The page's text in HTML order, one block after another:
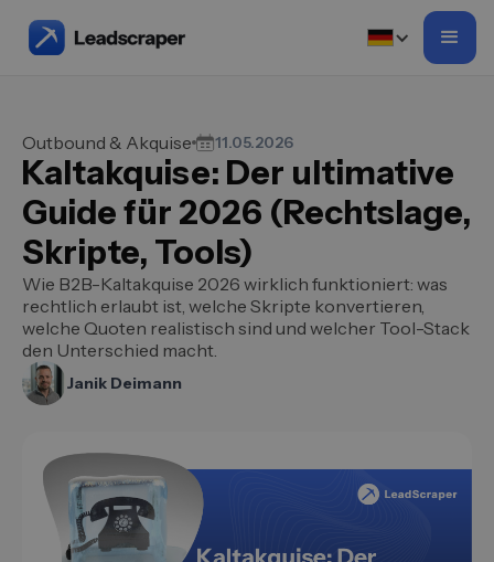
Outbound & Akquise 11.05.2026
Kaltakquise: Der ultimative
Guide für 2026 (Rechtslage,
Skripte, Tools)
Wie B2B-Kaltakquise 2026 wirklich funktioniert: was
rechtlich erlaubt ist, welche Skripte konvertieren,
welche Quoten realistisch sind und welcher Tool-Stack
den Unterschied macht.
Janik Deimann